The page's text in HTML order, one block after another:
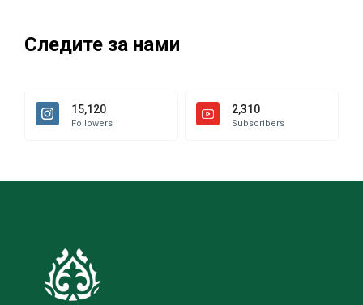
Следите за нами
15,120
Followers
2,310
Subscribers